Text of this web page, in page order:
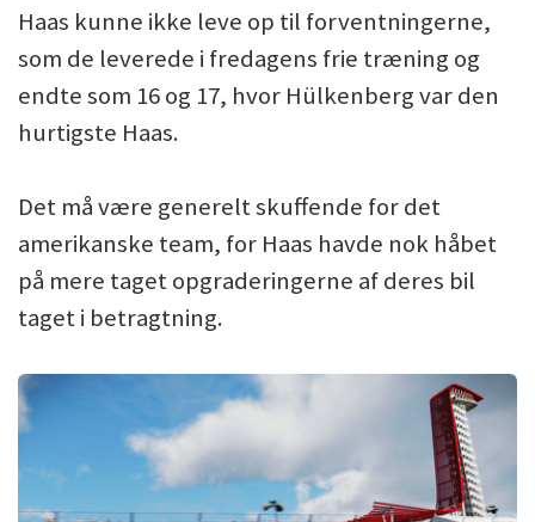
Haas kunne ikke leve op til forventningerne,
som de leverede i fredagens frie træning og
endte som 16 og 17, hvor Hülkenberg var den
hurtigste Haas.
Det må være generelt skuffende for det
amerikanske team, for Haas havde nok håbet
på mere taget opgraderingerne af deres bil
taget i betragtning.